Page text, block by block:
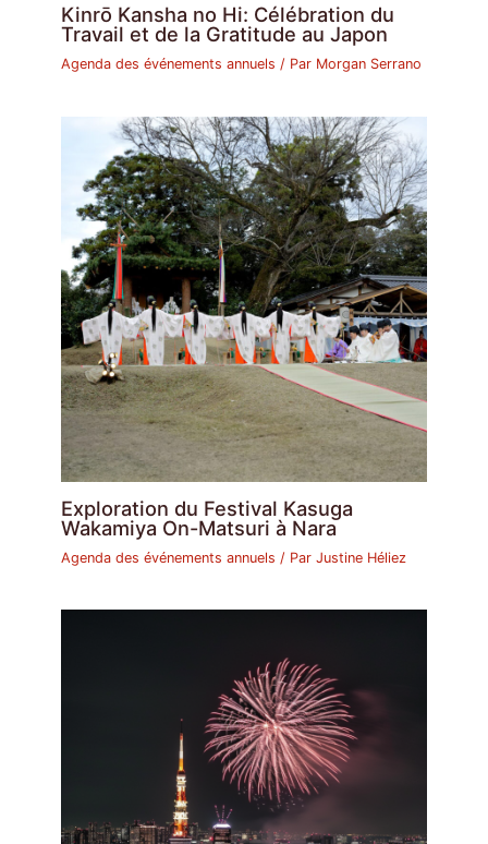
Kinrō Kansha no Hi: Célébration du
Travail et de la Gratitude au Japon
Agenda des événements annuels / Par Morgan Serrano
Exploration du Festival Kasuga
Wakamiya On-Matsuri à Nara
Agenda des événements annuels / ParJustine Héliez